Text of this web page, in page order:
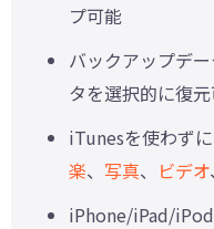
プ可能
バックアップデ
タを選択的に復
iTunesを使わず
楽、 写真、 ビデオ、
iPhone/iPad/